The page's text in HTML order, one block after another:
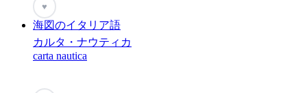
♥
海図のイタリア語
カルタ・ナウティカ
carta nautica